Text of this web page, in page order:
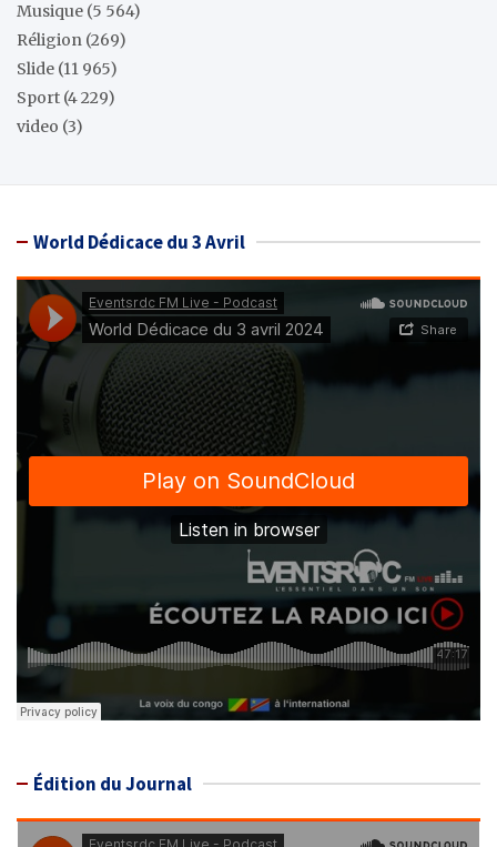
Musique (5 564)
Réligion (269)
Slide (11 965)
Sport (4 229)
video (3)
World Dédicace du 3 Avril
Édition du Journal